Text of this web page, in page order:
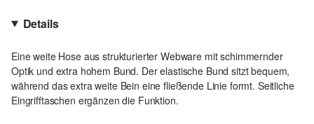
Details
Eine weite Hose aus strukturierter Webware mit schimmernder
Optik und extra hohem Bund. Der elastische Bund sitzt bequem,
während das extra weite Bein eine fließende Linie formt. Seitliche
Eingrifftaschen ergänzen die Funktion.